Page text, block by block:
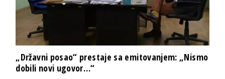
„Državni posao“ prestaje sa emitovanjem: „Nismo
dobili novi ugovor…“